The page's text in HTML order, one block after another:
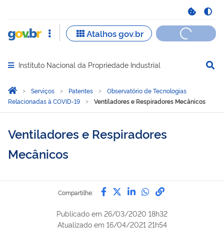
Abrir menu principal de navegação
Instituto Nacional da Propriedade Industrial
Você está aqui:
Página Inicial
Serviços Patentes
Observatório de Tecnologias
Relacionadas à COVID-19
Ventiladores e Respiradores Mecânicos
Ventiladores e Respiradores
Mecânicos
Compartilhe: Compartilhe por Facebook
Compartilhe por Twitter
Compartilhe por
Compartilhe
link para
Publicado em 26/03/2020 18h32
Atualizado em 16/04/2021 21h54